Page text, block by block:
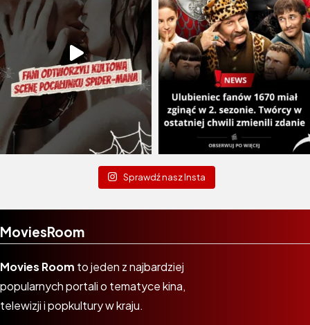
Sprawdź nasz Insta
MoviesRoom
Movies Room to jeden z najbardziej
popularnych portali o tematyce kina,
telewizji i popkultury w kraju.